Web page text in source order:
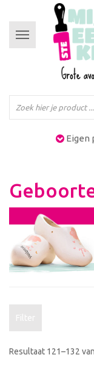
Toggle
navigation
Eigen
Filter
Resultaat 121–132